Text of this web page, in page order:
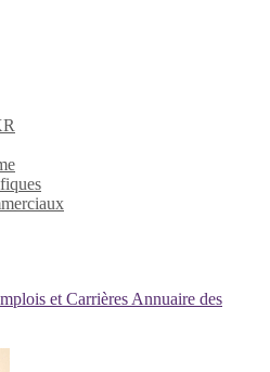
et Carrières Annuaire des